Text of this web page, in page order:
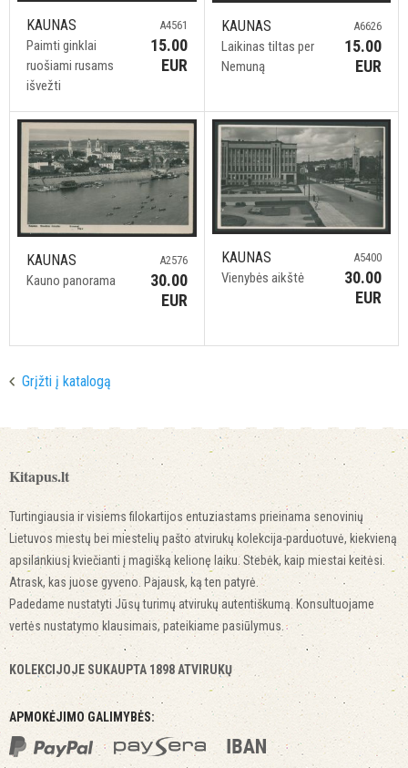
KAUNAS
Paimti ginklai
ruošiami rusams
išvežti
A4561
15.00
EUR
KAUNAS
Laikinas tiltas per
Nemuną
A6626
15.00
EUR
KAUNAS
Kauno panorama
A2576
30.00
EUR
KAUNAS
Vienybės aikštė
A5400
30.00
EUR
Grįžti į katalogą
Kitapus.lt
Turtingiausia ir visiems filokartijos entuziastams prieinama senovinių
Lietuvos miestų bei miestelių pašto atvirukų kolekcija-parduotuvė, kiekvieną
apsilankiusį kviečianti į magišką kelionę laiku. Stebėk, kaip miestai keitėsi.
Atrask, kas juose gyveno. Pajausk, ką ten patyrė.
Padedame nustatyti Jūsų turimų atvirukų autentiškumą. Konsultuojame
vertės nustatymo klausimais, pateikiame pasiūlymus.
KOLEKCIJOJE SUKAUPTA 1898 ATVIRUKŲ
APMOKĖJIMO GALIMYBĖS: